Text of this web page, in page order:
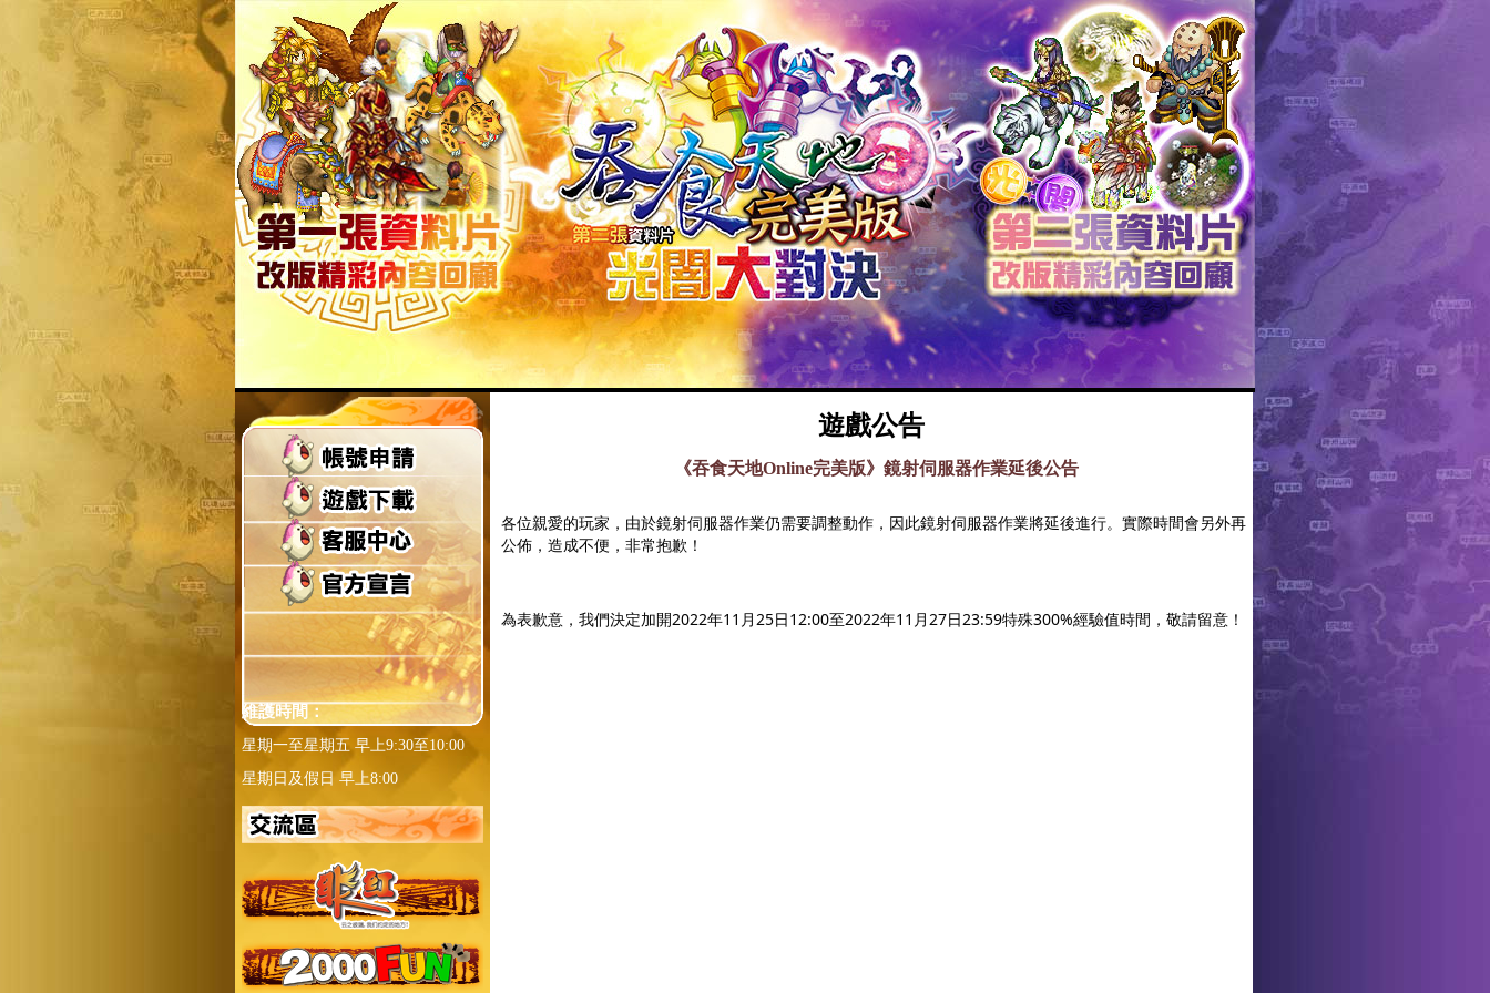
維護時間：
星期一至星期五 早上9:30至10:00
星期日及假日 早上8:00
遊戲公告
《吞食天地Online完美版》鏡射伺服器作業延後公告
各位親愛的玩家，由於鏡射伺服器作業仍需要調整動作，因此鏡射伺服器作業將延後進行。實際時間會另外再
公佈，造成不便，非常抱歉！
為表歉意，我們決定加開2022年11月25日12:00至2022年11月27日23:59特殊300%經驗值時間，敬請留意！